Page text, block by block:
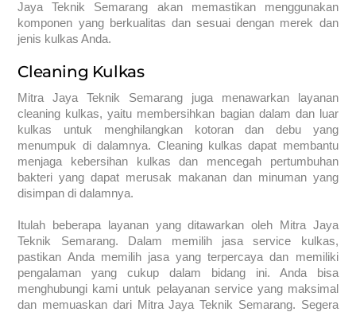
Jaya Teknik Semarang akan memastikan menggunakan
komponen yang berkualitas dan sesuai dengan merek dan
jenis kulkas Anda.
Cleaning Kulkas
Mitra Jaya Teknik Semarang juga menawarkan layanan
cleaning kulkas, yaitu membersihkan bagian dalam dan luar
kulkas untuk menghilangkan kotoran dan debu yang
menumpuk di dalamnya. Cleaning kulkas dapat membantu
menjaga kebersihan kulkas dan mencegah pertumbuhan
bakteri yang dapat merusak makanan dan minuman yang
disimpan di dalamnya.
Itulah beberapa layanan yang ditawarkan oleh Mitra Jaya
Teknik Semarang. Dalam memilih jasa service kulkas,
pastikan Anda memilih jasa yang terpercaya dan memiliki
pengalaman yang cukup dalam bidang ini. Anda bisa
menghubungi kami untuk pelayanan service yang maksimal
dan memuaskan dari Mitra Jaya Teknik Semarang. Segera